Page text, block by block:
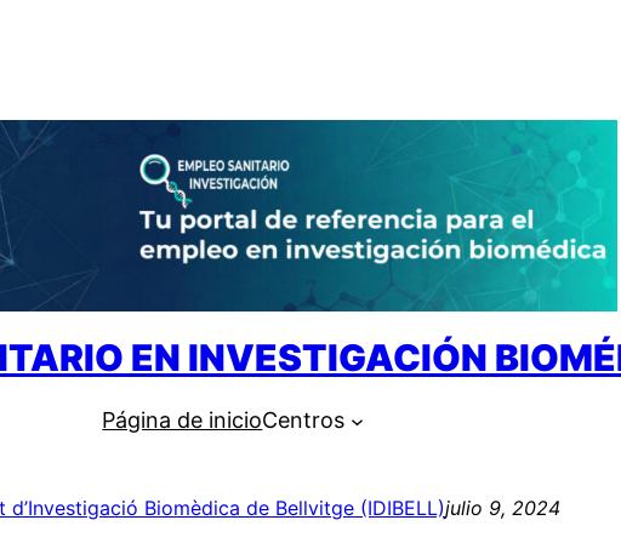
EN INVESTIGACIÓN
Página de inicioCentros
d’Investigació Biomèdica de Bellvitge (IDIBELL)julio 9, 2024